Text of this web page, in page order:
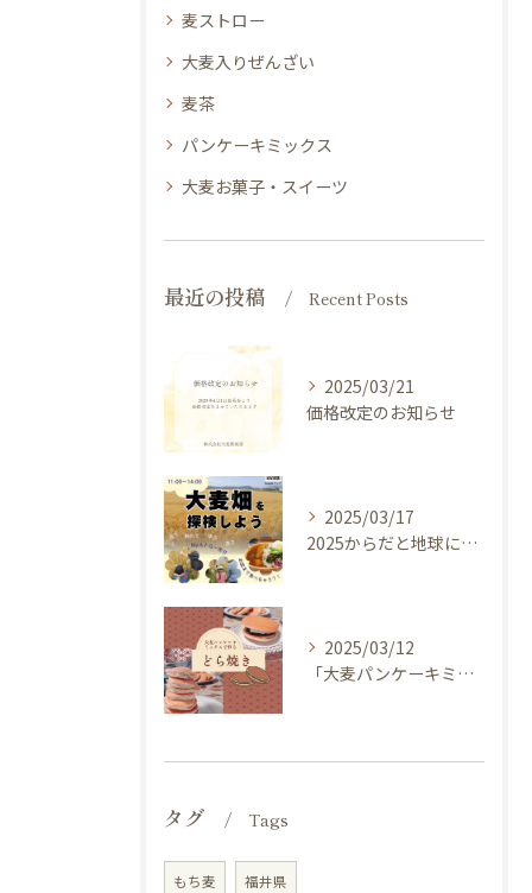
麦ストロー
大麦入りぜんざい
麦茶
パンケーキミックス
大麦お菓子・スイーツ
最近の投稿 Recent Posts
2025/03/21
価格改定のお知らせ
2025/03/17
2025からだと地球にやさしい大麦de体験しよう ～ 今年のキャッチフレーズは 『大麦畑を探検しよう！』イベントのご案内
2025/03/12
「大麦パンケーキミックス」を使ってどら焼き作ってみませんか？
タグ Tags
もち麦 福井県